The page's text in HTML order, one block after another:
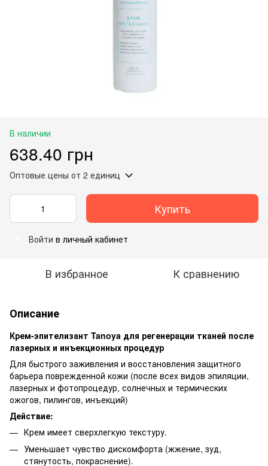
В наличии
638.40 грн
Оптовые цены от 2 единиц
Купить
Войти в личный кабинет
В избранное К сравнению
Описание
Крем-эпителизант Tanoya для регенерации тканей после
лазерных и инъекционных процедур
Для быстрого заживления и восстановления защитного
барьера поврежденной кожи (после всех видов эпиляции,
лазерных и фотопроцедур, солнечных и термических
ожогов, пилингов, инъекций)
Действие:
Крем имеет сверхлегкую текстуру.
Уменьшает чувство дискомфорта (жжение, зуд,
стянутость, покраснение).